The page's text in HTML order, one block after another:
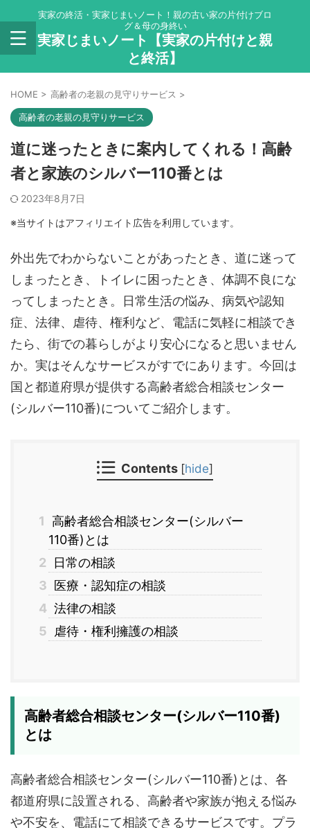
実家の終活・実家じまいノート！親の古い家の片付けブロ
グ＆母の身終い
実家じまいノート【実家の片付けと親
と終活】
HOME > 高齢者の老親の見守りサービス >
高齢者の老親の見守りサービス
道に迷ったときに案内してくれる！高齢
者と家族のシルバー110番とは
2023年8月7日
※当サイトはアフィリエイト広告を利用しています。
外出先でわからないことがあったとき、道に迷って
しまったとき、トイレに困ったとき、体調不良にな
ってしまったとき。日常生活の悩み、病気や認知
症、法律、虐待、権利など、電話に気軽に相談でき
たら、街での暮らしがより安心になると思いません
か。実はそんなサービスがすでにあります。今回は
国と都道府県が提供する高齢者総合相談センター
(シルバー110番)についてご紹介します。
Contents [hide]
1 高齢者総合相談センター(シルバー
110番)とは
2
日常の相談
3
医療・認知症の相談
4 法律の相談
5
虐待・権利擁護の相談
高齢者総合相談センター(シルバー110番)
とは
高齢者総合相談センター(シルバー110番)とは、各
都道府県に設置される、高齢者や家族が抱える悩み
や不安を、電話にて相談できるサービスです。プラ